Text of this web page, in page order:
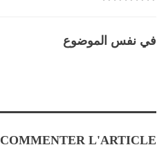
في نفس الموضوع
COMMENTER L'ARTICLE